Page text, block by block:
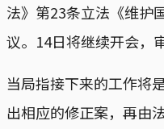
法》第23条立法《维护
议。14日将继续开会，
当局指接下来的工作将
出相应的修正案，再由